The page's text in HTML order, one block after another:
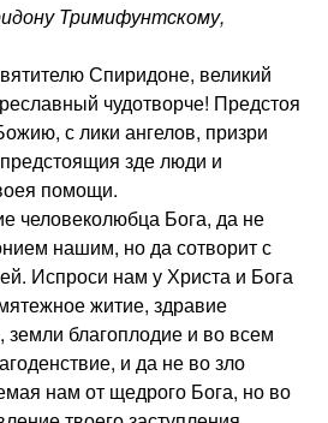
Тримифунтскому,
Спиридоне, великий
чудотворче! Предстоя
с лики ангелов, призри
зде люди и
помощи.
человеколюбца Бога, да не
нашим, но да сотворит с
Испроси нам у Христа и Бога
житие, здравие
благоплодие и во всем
и да не во зло
нам от щедрого Бога, но во